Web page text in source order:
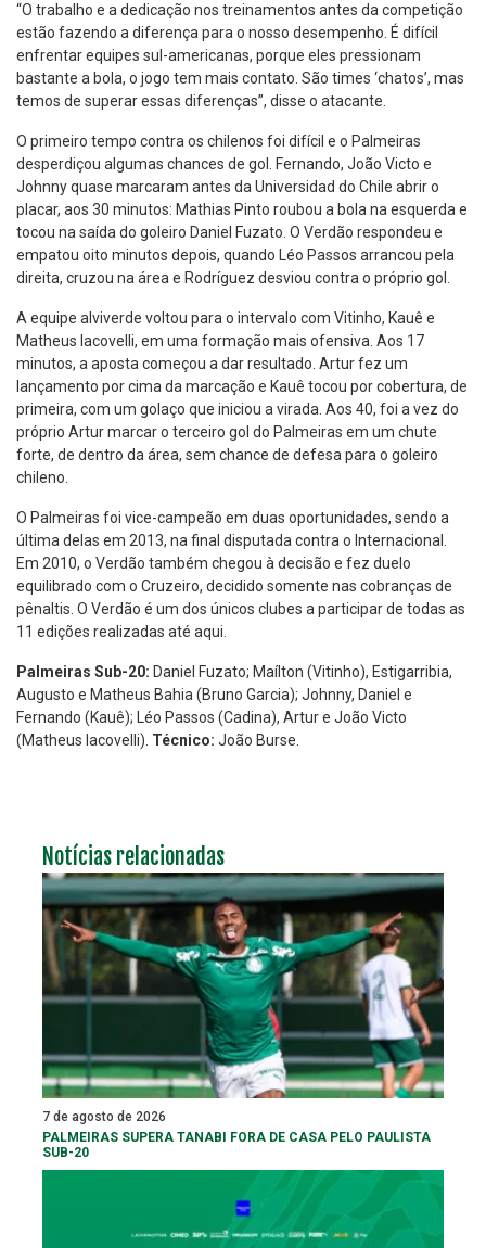
“O trabalho e a dedicação nos treinamentos antes da competição
estão fazendo a diferença para o nosso desempenho. É difícil
enfrentar equipes sul-americanas, porque eles pressionam
bastante a bola, o jogo tem mais contato. São times ‘chatos’, mas
temos de superar essas diferenças”, disse o atacante.
O primeiro tempo contra os chilenos foi difícil e o Palmeiras
desperdiçou algumas chances de gol. Fernando, João Victo e
Johnny quase marcaram antes da Universidad do Chile abrir o
placar, aos 30 minutos: Mathias Pinto roubou a bola na esquerda e
tocou na saída do goleiro Daniel Fuzato. O Verdão respondeu e
empatou oito minutos depois, quando Léo Passos arrancou pela
direita, cruzou na área e Rodríguez desviou contra o próprio gol.
A equipe alviverde voltou para o intervalo com Vitinho, Kauê e
Matheus Iacovelli, em uma formação mais ofensiva. Aos 17
minutos, a aposta começou a dar resultado. Artur fez um
lançamento por cima da marcação e Kauê tocou por cobertura, de
primeira, com um golaço que iniciou a virada. Aos 40, foi a vez do
próprio Artur marcar o terceiro gol do Palmeiras em um chute
forte, de dentro da área, sem chance de defesa para o goleiro
chileno.
O Palmeiras foi vice-campeão em duas oportunidades, sendo a
última delas em 2013, na final disputada contra o Internacional.
Em 2010, o Verdão também chegou à decisão e fez duelo
equilibrado com o Cruzeiro, decidido somente nas cobranças de
pênaltis. O Verdão é um dos únicos clubes a participar de todas as
11 edições realizadas até aqui.
Palmeiras Sub-20: Daniel Fuzato; Maílton (Vitinho), Estigarribia,
Augusto e Matheus Bahia (Bruno Garcia); Johnny, Daniel e
Fernando (Kauê); Léo Passos (Cadina), Artur e João Victo
(Matheus Iacovelli). Técnico: João Burse.
Notícias relacionadas
7 de agosto de 2026
PALMEIRAS SUPERA TANABI FORA DE CASA PELO PAULISTA
SUB-20